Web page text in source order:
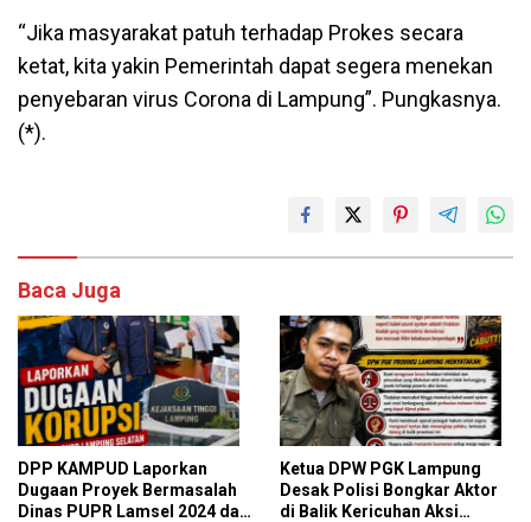
“Jika masyarakat patuh terhadap Prokes secara
ketat, kita yakin Pemerintah dapat segera menekan
penyebaran virus Corona di Lampung”. Pungkasnya.
(*).
Baca Juga
DPP KAMPUD Laporkan
Dugaan Proyek Bermasalah
Dinas PUPR Lamsel 2024 dan
Ketua DPW PGK Lampung
Desak Polisi Bongkar Aktor
di Balik Kericuhan Aksi